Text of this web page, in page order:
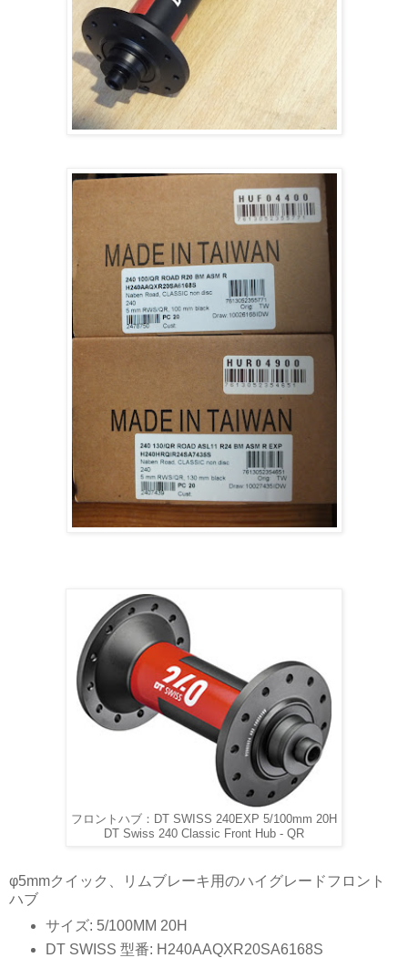
フロントハブ：DT SWISS 240EXP 5/100mm 20H
DT Swiss 240 Classic Front Hub - QR
φ5mmクイック、リムブレーキ用のハイグレードフロント
ハブ
サイズ: 5/100MM 20H
DT SWISS 型番: H240AAQXR20SA6168S